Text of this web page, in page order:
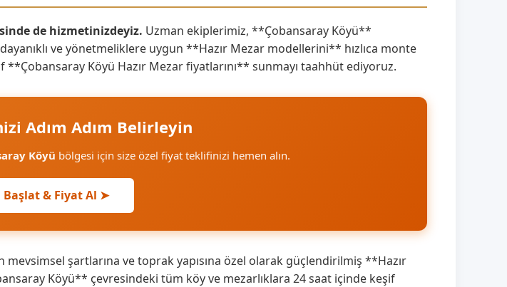
de hizmetinizdeyiz. Uzman ekiplerimiz, **Çobansaray Köyü**
ve yönetmeliklere uygun **Hazır Mezar modellerini** hızlıca monte
**Çobansaray Köyü Hazır Mezar fiyatlarını** sunmayı taahhüt ediyoruz.
Adım Adım Belirleyin
Köyü bölgesi için size özel fiyat teklifinizi hemen alın.
Başlat & Fiyat Al ➤
şartlarına ve toprak yapısına özel olarak güçlendirilmiş **Hazır
Köyü** çevresindeki tüm köy ve mezarlıklara 24 saat içinde keşif